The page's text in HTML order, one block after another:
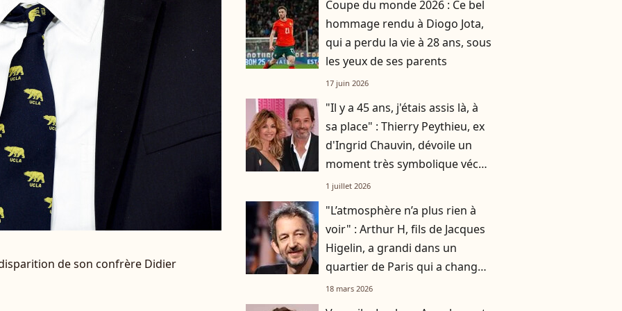
de son confrère Didier
Coupe du monde 2026 : Ce bel
hommage rendu à Diogo Jota,
qui a perdu la vie à 28 ans, sous
les yeux de ses parents
17 juin 2026
"Il y a 45 ans, j'étais assis là, à
sa place" : Thierry Peythieu, ex
d'Ingrid Chauvin, dévoile un
moment très symbolique vécu
avec leur fils Tom, 10 ans
1 juillet 2026
"L’atmosphère n’a plus rien à
voir" : Arthur H, fils de Jacques
Higelin, a grandi dans un
quartier de Paris qui a changé
du tout au tout
18 mars 2026